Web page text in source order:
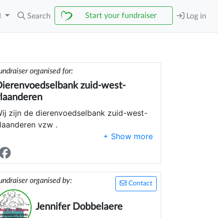
Search Start your fundraiser Log in
organised for:
zuid-west-
zijn de dierenvoedselbank zuid-west-
vzw .
hadden voor ze door financiele
ocmw of collectieve geraken. E
een attest van hen geven wij deze
volwaardige pakketten
Contact
organised by:
Jennifer Dobbelaere